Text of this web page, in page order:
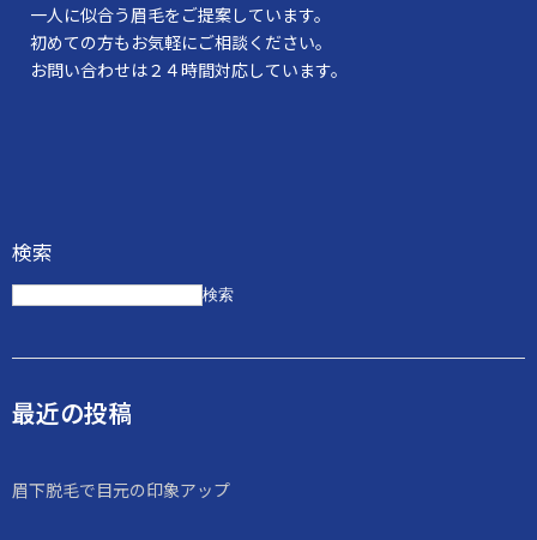
一人に似合う眉毛をご提案しています。
初めての方もお気軽にご相談ください。
お問い合わせは２４時間対応しています。
検索
検索
最近の投稿
眉下脱毛で目元の印象アップ